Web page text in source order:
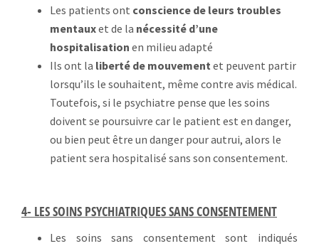
Les patients ont conscience de leurs troubles
mentauxet de la nécessité d’une
hospitalisation en milieu adapté
Ils ont la liberté de mouvement et peuvent partir
lorsqu’ils le souhaitent, même contre avis médical.
Toutefois, si le psychiatre pense que les soins
doivent se poursuivre car le patient est en danger,
ou bien peut être un danger pour autrui, alors le
patient sera hospitalisé sans son consentement.
4- LES SOINS PSYCHIATRIQUES SANS CONSENTEMENT
Les soins sans consentement sont indiqués